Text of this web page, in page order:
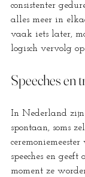
consistenter
alles meer in
vaak iets later,
logisch vervolg
Speeches en
In Nederland zijn
spontaan, soms
speeches en
moment ze